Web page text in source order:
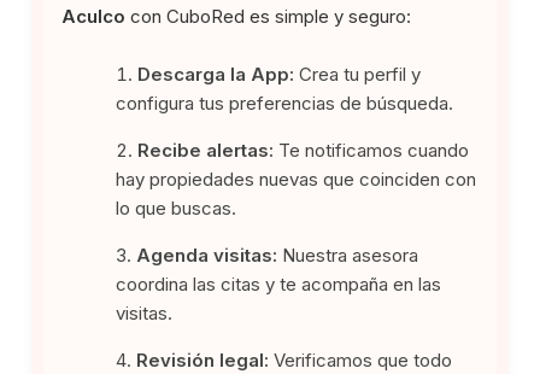
Aculco con CuboRed es simple y seguro:
Descarga la App: Crea tu perfil y
configura tus preferencias de búsqueda.
Recibe alertas: Te notificamos cuando
hay propiedades nuevas que coinciden con
lo que buscas.
Agenda visitas: Nuestra asesora
coordina las citas y te acompaña en las
visitas.
Revisión legal: Verificamos que todo